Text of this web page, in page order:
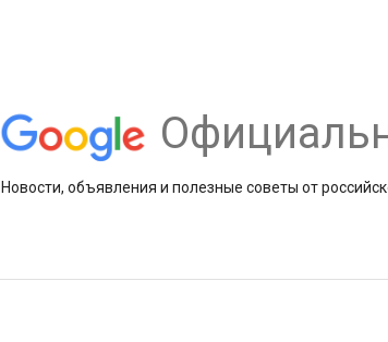
Новости, объявления и полезные советы от